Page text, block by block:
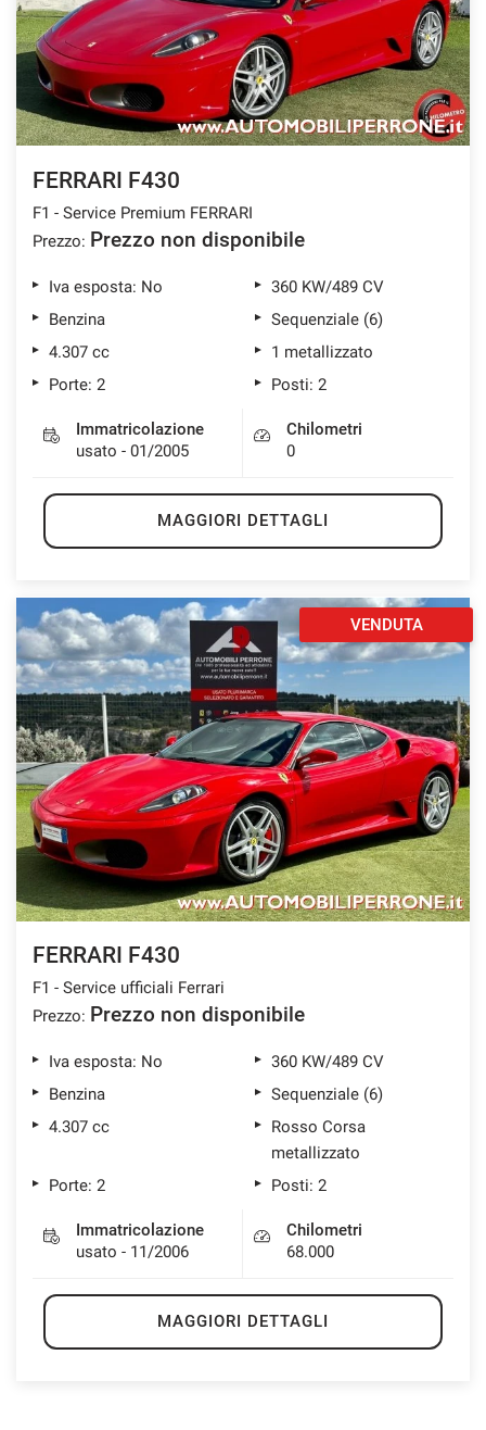
FERRARI F430
F1 - Service Premium FERRARI
Prezzo: Prezzo non disponibile
Iva esposta: No
360 KW/489 CV
Benzina
Sequenziale (6)
4.307 cc
1 metallizzato
Porte: 2
Posti: 2
Immatricolazione
usato - 01/2005
Chilometri
0
MAGGIORI DETTAGLI
VENDUTA
FERRARI F430
F1 - Service ufficiali Ferrari
Prezzo: Prezzo non disponibile
Iva esposta: No
360 KW/489 CV
Benzina
Sequenziale (6)
4.307 cc
Rosso Corsa
metallizzato
Porte: 2
Posti: 2
Immatricolazione
usato - 11/2006
Chilometri
68.000
MAGGIORI DETTAGLI